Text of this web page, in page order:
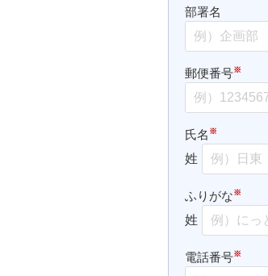
部署名
郵便番号※
氏名 ※
姓
ふりがな※
姓
電話番号※